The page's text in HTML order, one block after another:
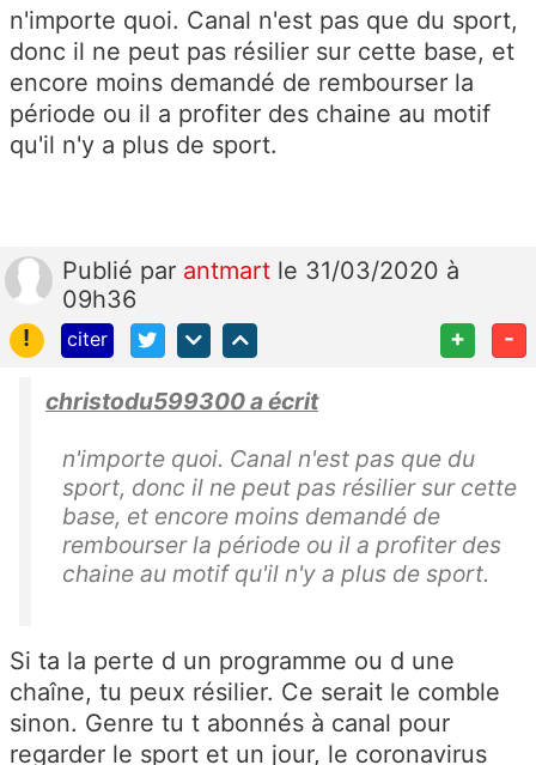
n'importe quoi. Canal n'est pas que du sport,
donc il ne peut pas résilier sur cette base, et
encore moins demandé de rembourser la
période ou il a profiter des chaine au motif
qu'il n'y a plus de sport.
Publié par antmart le 31/03/2020 à
09h36
!
citer + -
christodu599300 a écrit
n'importe quoi. Canal n'est pas que du
sport, donc il ne peut pas résilier sur cette
base, et encore moins demandé de
rembourser la période ou il a profiter des
chaine au motif qu'il n'y a plus de sport.
Si ta la perte d un programme ou d une
chaîne, tu peux résilier. Ce serait le comble
sinon. Genre tu t abonnés à canal pour
regarder le sport et un jour, le coronavirus